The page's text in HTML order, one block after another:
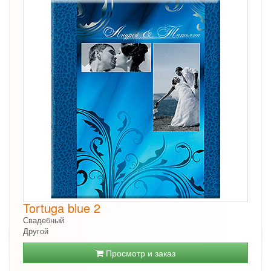
Tortuga blue 2
Свадебный
Другой
Просмотр и заказ